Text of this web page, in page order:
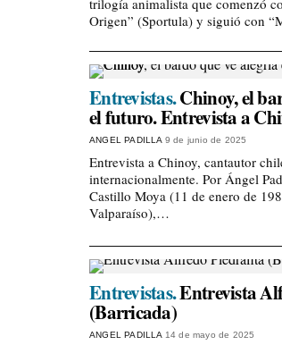
trilogía animalista que comenzó
Origen” (Sportula) y siguió con
Entrevistas.Chinoy, el
el futuro. Entrevista a
ANGEL PADILLA 9 de junio de 2025
Entrevista a Chinoy, cantautor
internacionalmente. Por Ángel
Castillo Moya (11 de enero de
Valparaíso),…
Entrevistas.Entrevista
(Barricada)
ANGEL PADILLA 14 de mayo de 2025